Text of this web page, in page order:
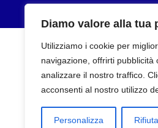
Diamo valore alla tua
Utilizziamo i cookie per
navigazione, offrirti
analizzare il nostro traffico.
acconsenti al nostro utilizzo
Personalizza